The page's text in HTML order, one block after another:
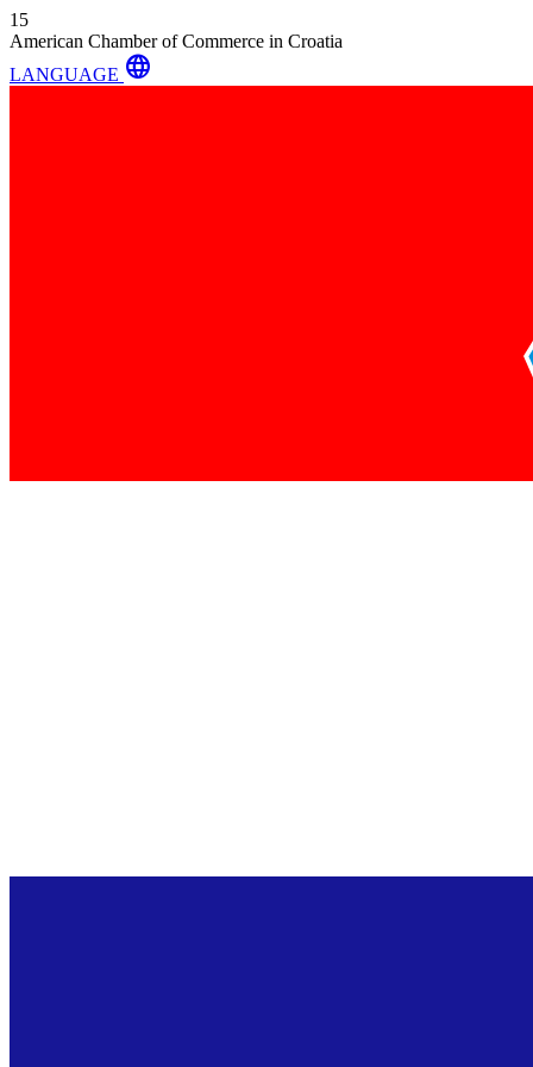
15
American Chamber of Commerce in Croatia
LANGUAGE language